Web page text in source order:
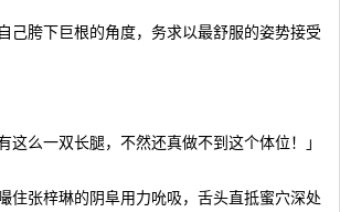
己胯下巨根的角度，务求以最舒服的姿势接受
么一双长腿，不然还真做不到这个体位！」
住张梓琳的阴阜用力吮吸，舌头直抵蜜穴深处